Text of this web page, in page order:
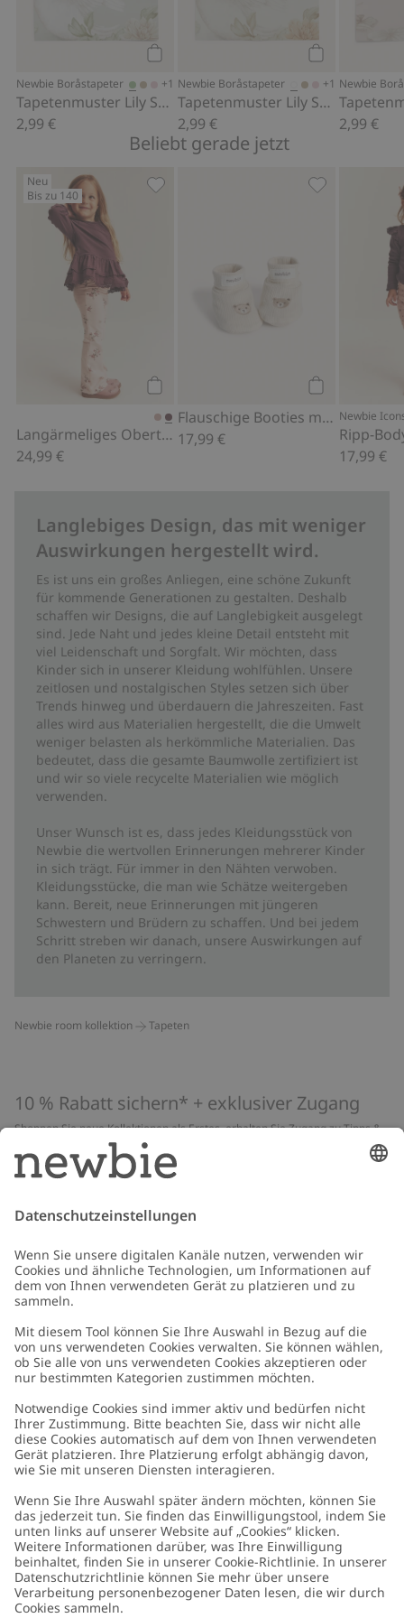
Farbton der Tapete leicht variieren.
Artikelnummer
356204
FSC-zertifiziertes Holz/Papier
Newbie Boråstapeter +1
Tapetenmuster Lily Swan
2,99 €
Newbie Boråstapeter +1
Tapetenmuster Lily Swan
2,99 €
Newbie
2,99 €
Beliebt gerade jetzt
Neu
Bis zu 140
Langärmeliges Oberteil mit Rüsche
24,99 €
Langärmeliges Oberteil mit Rüsche,
Flauschige Booties mit Teddy
17,99 €
Flauschige
Newbie
Ripp-
17,99 €
Langlebiges Design, das mit weniger
Auswirkungen hergestellt wird.
Es ist uns ein großes Anliegen, eine schöne Zukunft
für kommende Generationen zu gestalten. Deshalb
schaffen wir Designs, die auf Langlebigkeit ausgelegt
sind. Jede Naht und jedes kleine Detail entsteht mit
viel Leidenschaft und Sorgfalt. Wir möchten, dass
Kinder sich in unserer Kleidung wohlfühlen. Unsere
zeitlosen und nostalgischen Styles setzen sich über
Trends hinweg und überdauern die Jahreszeiten. Fast
alles wird aus Materialien hergestellt, die die Umwelt
weniger belasten als herkömmliche Materialien. Das
bedeutet, dass die gesamte Baumwolle zertifiziert ist
und wir so viele recycelte Materialien wie möglich
verwenden.
Unser Wunsch ist es, dass jedes Kleidungsstück von
Newbie die wertvollen Erinnerungen mehrerer Kinder
in sich trägt. Für immer in den Nähten verwoben.
Kleidungsstücke, die man wie Schätze weitergeben
kann. Bereit, neue Erinnerungen mit jüngeren
Schwestern und Brüdern zu schaffen. Und bei jedem
Schritt streben wir danach, unsere Auswirkungen auf
den Planeten zu verringern.
Newbie room kollektion Tapeten
10 % Rabatt sichern* + exklusiver Zugang
Shoppen Sie neue Kollektionen als Erstes, erhalten Sie Zugang zu Tipps &
Guides und profitieren Sie von exklusiven Angeboten
*Gilt nur für deine erste Bestellung und ist nicht mit anderen Rabatten
oder Angeboten kombinierbar. Gilt nicht für limitierte Artikel. Lies unsere
Schicken
Kundenservice
Kontaktieren Sie uns
FAQ
Barrierefreiheit
Datenschutzrichtlinie
Über uns
Über Newbie
Nachhaltigkeit
Impressum
Germany Standort ändern
Cookies